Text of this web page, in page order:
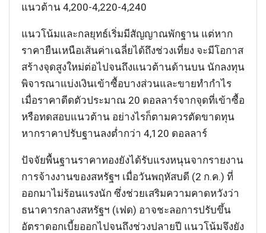
แนวต้าน 4,200-4,220-4,240
แนวโน้มและกลยุทธ์เริ่มมีสัญญาณพักฐาน แต่หาก
ราคายืนเหนือเส้นค่าเฉลี่ยได้ถึงช่วงเที่ยง จะมีโอกาส
สร้างจุดสูงใหม่ต่อไปจนถึงแนวต้านด้านบน นักลงทุน
พิจารณาแบ่งเงินเข้าซื้อบางส่วนและขายทำกำไร
เมื่อราคาดีดตัวประมาณ 20 ดอลลาร์จากจุดที่เข้าซื้อ
หรือทดสอบแนวต้าน อย่างไรก็ตามควรตัดขาดทุน
หากราคาปรับฐานลงต่ำกว่า 4,120 ดอลลาร์
ปัจจัยพื้นฐานราคาทองยังได้รับแรงหนุนจากรายงาน
การจ้างงานของสหรัฐฯ เมื่อวันพฤหัสบดี (2 ก.ค.) ที่
ออกมาไม่ร้อนแรงนัก ซึ่งช่วยเสริมความคาดหวังว่า
ธนาคารกลางสหรัฐฯ (เฟด) อาจชะลอการปรับขึ้น
อัตราดอกเบี้ยออกไปจนถึงช่วงปลายปี แนวโน้มจึงยัง